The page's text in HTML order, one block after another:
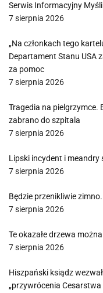
Serwis Informacyjny
7 sierpnia 2026
„Na członkach tego
Departament Stanu USA
za pomoc
7 sierpnia 2026
Tragedia na pielgrzymce.
zabrano do szpitala
7 sierpnia 2026
Lipski incydent i meandry
7 sierpnia 2026
Będzie przenikliwie
7 sierpnia 2026
Te okazałe drzewa
7 sierpnia 2026
Hiszpański ksiądz
„przywrócenia Cesarstwa